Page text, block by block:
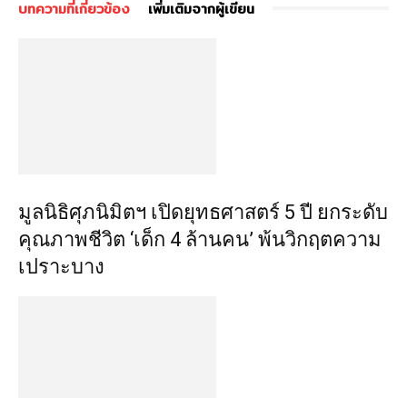
บทความที่เกี่ยวข้อง เพิ่มเติมจากผู้เขียน
มูลนิธิศุภนิมิตฯ เปิดยุทธศาสตร์ 5 ปี ยกระดับ
คุณภาพชีวิต ‘เด็ก 4 ล้านคน’ พ้นวิกฤตความ
เปราะบาง